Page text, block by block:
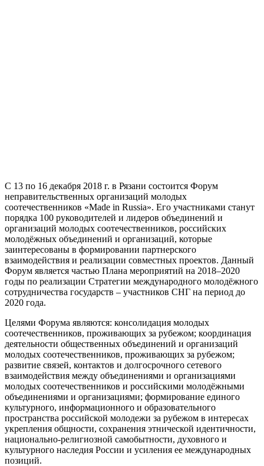
C 13 по 16 декабря 2018 г. в Рязани состоится Форум
неправительственных организаций молодых
соотечественников «Made in Russia». Его участниками станут
порядка 100 руководителей и лидеров объединений и
организаций молодых соотечественников, российских
молодёжных объединений и организаций, которые
заинтересованы в формировании партнерского
взаимодействия и реализации совместных проектов. Данный
Форум является частью Плана мероприятий на 2018–2020
годы по реализации Стратегии международного молодёжного
сотрудничества государств – участников СНГ на период до
2020 года.
Целями Форума являются: консолидация молодых
соотечественников, проживающих за рубежом; координация
деятельности общественных объединений и организаций
молодых соотечественников, проживающих за рубежом;
развитие связей, контактов и долгосрочного сетевого
взаимодействия между объединениями и организациями
молодых соотечественников и российскими молодёжными
объединениями и организациями; формирование единого
культурного, информационного и образовательного
пространства российской молодежи за рубежом в интересах
укрепления общности, сохранения этнической идентичности,
национально-религиозной самобытности, духовного и
культурного наследия России и усиления ее международных
позиций.